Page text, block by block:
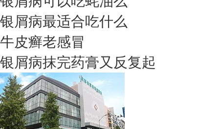
银屑病最适合吃什么
牛皮癣老感冒
银屑病抹完药膏又反复起